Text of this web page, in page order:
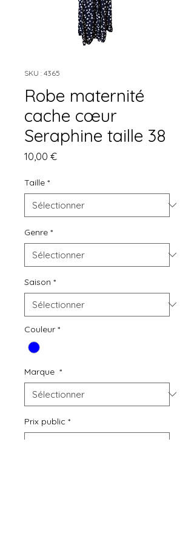
SKU : 4365
Robe maternité
cache cœur
Seraphine taille 38
10,00 €Prix
Taille *
Genre *
Saison *
Couleur *
Marque *
Prix public *